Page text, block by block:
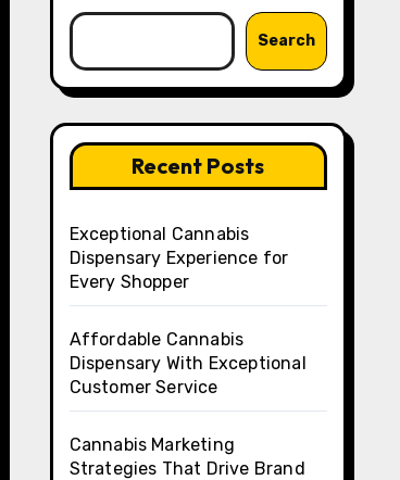
Search
Recent Posts
Exceptional Cannabis
Dispensary Experience for
Every Shopper
Affordable Cannabis
Dispensary With Exceptional
Customer Service
Cannabis Marketing
Strategies That Drive Brand